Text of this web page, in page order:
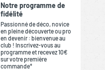
Notre programme de
fidélité
Passionné de déco, novice
en pleine découverte ou pro
en devenir : bienvenue au
club ! Inscrivez-vous au
programme et recevez 10€
sur votre première
commande*